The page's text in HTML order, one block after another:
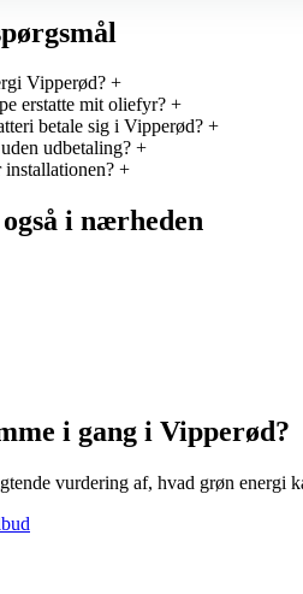
Vipperød? +
erstatte mit oliefyr? +
betale sig i Vipperød? +
udbetaling? +
+
i nærheden
i gang i Vipperød?
vurdering af, hvad grøn energi